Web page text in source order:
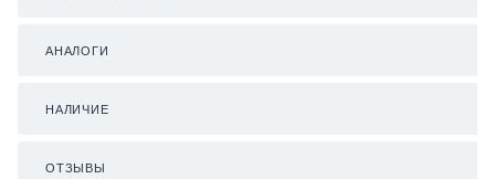
АНАЛОГИ
НАЛИЧИЕ
ОТЗЫВЫ